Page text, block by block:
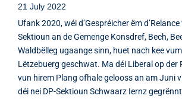
21 July 2022
Ufank 2020, wéi d’Gespréicher ëm
Sektioun an de Gemenge Konsdref, Bech,
Waldbëlleg ugaange sinn, huet nach kee
Lëtzebuerg geschwat. Ma déi Liberal op der
vun hirem Plang ofhale gelooss an am Juni
déi nei DP-Sektioun Schwaarz Iernz